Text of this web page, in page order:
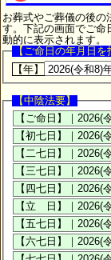
お葬式やご葬儀の後の
す。下記の画面でご命
動的に表示されます。
【ご命日の年月日を
【年】
【中陰法要】